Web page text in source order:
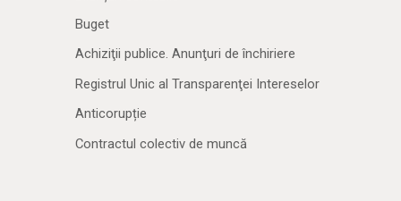
Buget
Achiziţii publice. Anunţuri de închiriere
Registrul Unic al Transparenţei Intereselor
Anticorupție
Contractul colectiv de muncă